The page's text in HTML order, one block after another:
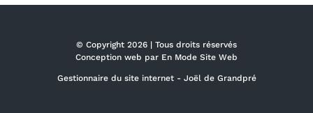
© Copyright 2026 | Tous droits réservés
Conception web par En Mode Site Web
Gestionnaire du site internet - Joël de Grandpré